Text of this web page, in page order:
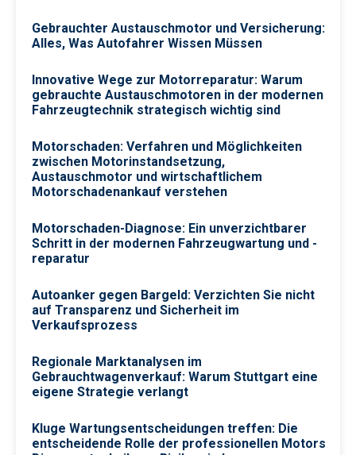
Gebrauchter Austauschmotor und Versicherung:
Alles, Was Autofahrer Wissen Müssen
Innovative Wege zur Motorreparatur: Warum
gebrauchte Austauschmotoren in der modernen
Fahrzeugtechnik strategisch wichtig sind
Motorschaden: Verfahren und Möglichkeiten
zwischen Motorinstandsetzung,
Austauschmotor und wirtschaftlichem
Motorschadenankauf verstehen
Motorschaden-Diagnose: Ein unverzichtbarer
Schritt in der modernen Fahrzeugwartung und -
reparatur
Autoanker gegen Bargeld: Verzichten Sie nicht
auf Transparenz und Sicherheit im
Verkaufsprozess
Regionale Marktanalysen im
Gebrauchtwagenverkauf: Warum Stuttgart eine
eigene Strategie verlangt
Kluge Wartungsentscheidungen treffen: Die
entscheidende Rolle der professionellen Motors